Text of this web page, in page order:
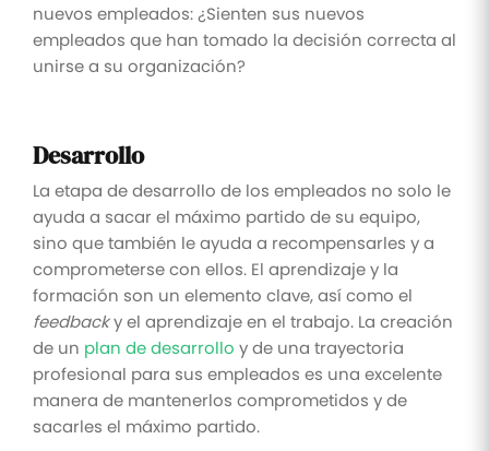
nuevos empleados: ¿Sienten sus nuevos
empleados que han tomado la decisión correcta al
unirse a su organización?
Desarrollo
La etapa de desarrollo de los empleados no solo le
ayuda a sacar el máximo partido de su equipo,
sino que también le ayuda a recompensarles y a
comprometerse con ellos. El aprendizaje y la
formación son un elemento clave, así como el
feedbacky el aprendizaje en el trabajo. La creación
de un plan de desarrollo y de una trayectoria
profesional para sus empleados es una excelente
manera de mantenerlos comprometidos y de
sacarles el máximo partido.